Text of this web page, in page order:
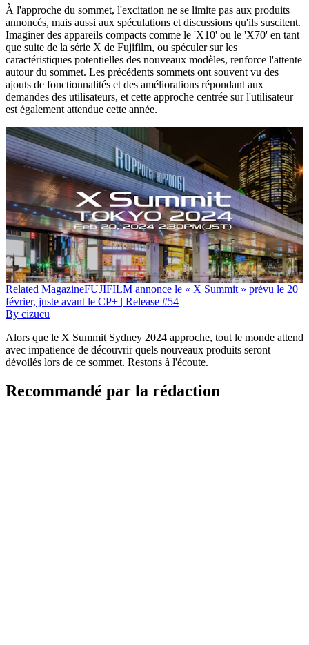
À l'approche du sommet, l'excitation ne se limite pas aux produits
annoncés, mais aussi aux spéculations et discussions qu'ils suscitent.
Imaginer des appareils compacts comme le 'X10' ou le 'X70' en tant
que suite de la série X de Fujifilm, ou spéculer sur les
caractéristiques potentielles des nouveaux modèles, renforce l'attente
autour du sommet. Les précédents sommets ont souvent vu des
ajouts de fonctionnalités et des améliorations répondant aux
demandes des utilisateurs, et cette approche centrée sur l'utilisateur
est également attendue cette année.
Related MagazineFUJIFILM annonce le « X Summit » prévu le 20
février, juste avant le CP+ | Release #54
By cizucu
Alors que le X Summit Sydney 2024 approche, tout le monde attend
avec impatience de découvrir quels nouveaux produits seront
dévoilés lors de ce sommet. Restons à l'écoute.
Recommandé par la rédaction